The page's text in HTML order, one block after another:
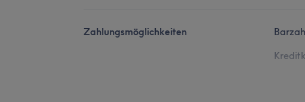
Zahlungsmöglichkeiten